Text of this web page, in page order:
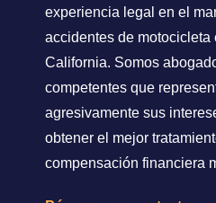
experiencia legal en el
accidentes de motocicleta
California. Somos
competentes que
agresivamente sus
obtener el mejor
compensación financiera